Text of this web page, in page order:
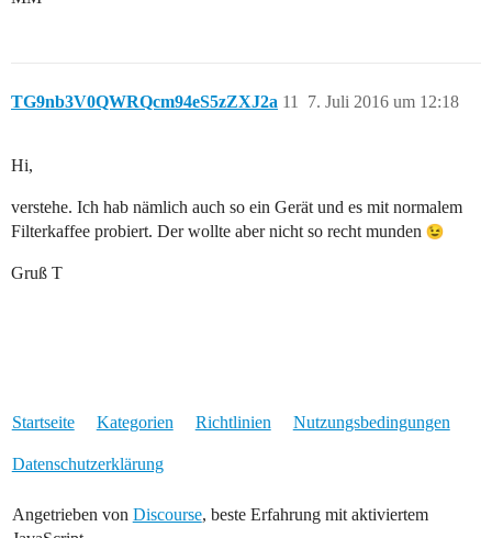
TG9nb3V0QWRQcm94eS5zZXJ2a 7. Juli 2016 um 12:18
11
Hi,
verstehe. Ich hab nämlich auch so ein Gerät und es mit normalem
Filterkaffee probiert. Der wollte aber nicht so recht munden
Gruß T
Startseite Kategorien Richtlinien Nutzungsbedingungen
Datenschutzerklärung
Angetrieben von Discourse, beste Erfahrung mit aktiviertem